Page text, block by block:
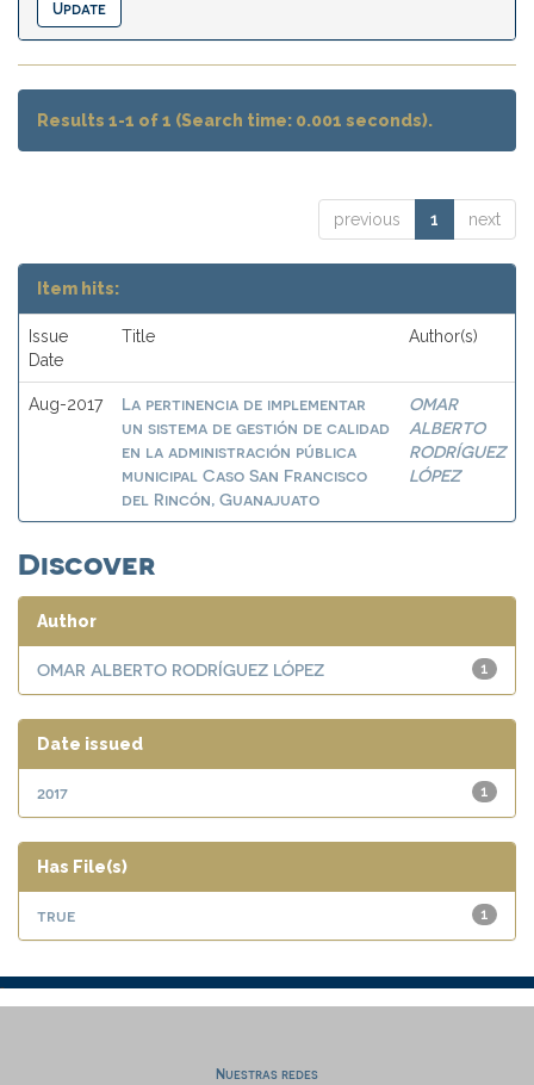
Results 1-1 of 1 (Search time: 0.001 seconds).
previous 1 next
Item hits:
Issue
Date
Title Author(s)
Aug-2017
La pertinencia de implementar
un sistema de gestión de calidad
en la administración pública
municipal Caso San Francisco
del Rincón, Guanajuato
OMAR
ALBERTO
RODRÍGUEZ
LÓPEZ
Discover
Author
1
OMAR ALBERTO RODRÍGUEZ LÓPEZ
Date issued
1
2017
Has File(s)
1
true
Nuestras redes